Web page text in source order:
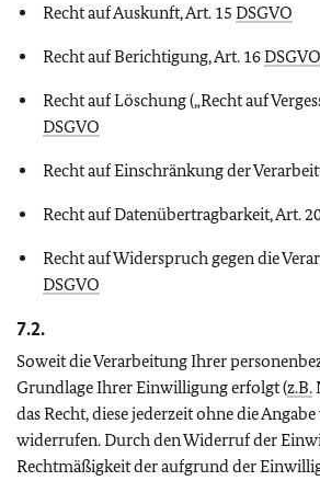
Recht auf Auskunft, Art. 15 DSGVO
Recht auf Berichtigung, Art. 16DSGVO
Recht auf Löschung („Recht auf
DSGVO
Recht auf Einschränkung der
Recht auf Datenübertragbarkeit, Art.
Recht auf Widerspruch gegen die
DSGVO
7.2.
Soweit die Verarbeitung Ihrer
Grundlage Ihrer Einwilligung erfolgt (z.B.
das Recht, diese jederzeit ohne die
widerrufen. Durch den Widerruf der
Rechtmäßigkeit der aufgrund der